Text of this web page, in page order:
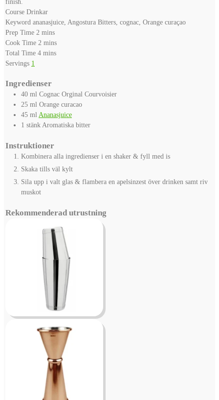
Course Drinkar
Keyword ananasjuice, Angostura Bitters, cognac, Orange curaçao
Prep Time 2 minutes
mins
Cook Time 2 minutes
mins
Total Time 4minutes
mins
Servings 1
Ingredienser
40 ml Cognac Orginal Courvoisier
25 ml Orange curacao
45 mlAnanasjuice
1 stänkAromatiska bitter
Instruktioner
Kombinera alla ingredienser i en shaker & fyll med is
Skaka tills väl kylt
Sila upp i valt glas & flambera en apelsinzest över drinken samt riv
muskot
Rekommenderad utrustning